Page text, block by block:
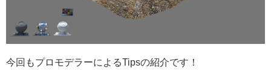
今回もプロモデラーによるTipsの紹介です！